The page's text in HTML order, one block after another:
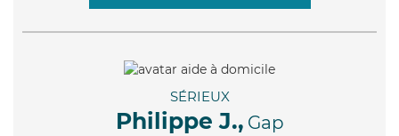
SÉRIEUX
Philippe J., Gap